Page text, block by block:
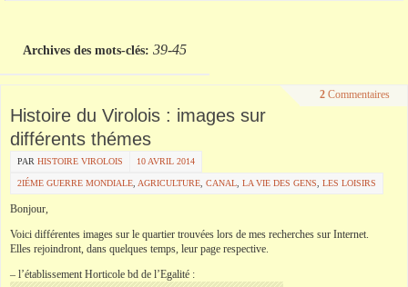
Archives des mots-clés: 39-45
2 Commentaires
Histoire du Virolois : images sur
différents thémes
PAR HISTOIRE VIROLOIS 10 AVRIL 2014
2IÉME GUERRE MONDIALE AGRICULTURE CANAL LA VIE DES GENS LES LOISIRS
Bonjour,
Voici différentes images sur le quartier trouvées lors de mes recherches sur Internet.
Elles rejoindront, dans quelques temps, leur page respective.
– l’établissement Horticole bd de l’Egalité :